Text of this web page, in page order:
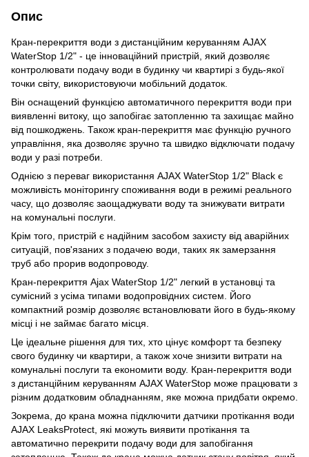
Опис
Кран-перекриття води з дистанційним керуванням AJAX
WaterStop 1/2" - це інноваційний пристрій, який дозволяє
контролювати подачу води в будинку чи квартирі з будь-якої
точки світу, використовуючи мобільний додаток.
Він оснащений функцією автоматичного перекриття води при
виявленні витоку, що запобігає затопленню та захищає майно
від пошкоджень. Також кран-перекриття має функцію ручного
управління, яка дозволяє зручно та швидко відключати подачу
води у разі потреби.
Однією з переваг використання AJAX WaterStop 1/2" Black є
можливість моніторингу споживання води в режимі реального
часу, що дозволяє заощаджувати воду та знижувати витрати
на комунальні послуги.
Крім того, пристрій є надійним засобом захисту від аварійних
ситуацій, пов'язаних з подачею води, таких як замерзання
труб або прорив водопроводу.
Кран-перекриття Ajax WaterStop 1/2" легкий в установці та
сумісний з усіма типами водопровідних систем. Його
компактний розмір дозволяє встановлювати його в будь-якому
місці і не займає багато місця.
Це ідеальне рішення для тих, хто цінує комфорт та безпеку
свого будинку чи квартири, а також хоче знизити витрати на
комунальні послуги та економити воду. Кран-перекриття води
з дистанційним керуванням AJAX WaterStop може працювати з
різним додатковим обладнанням, яке можна придбати окремо.
Зокрема, до крана можна підключити датчики протікання води
AJAX LeaksProtect, які можуть виявити протікання та
автоматично перекрити подачу води для запобігання